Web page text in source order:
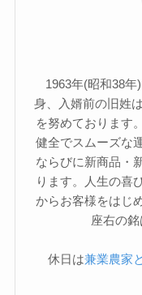
1963年(昭和38
身、入婿前の旧姓
を努めております
健全でスムーズな
ならびに新商品・
ります。人生の喜
からお客様をはじ
座右の銘
休日は兼業農家